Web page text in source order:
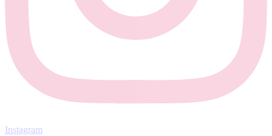
Instagram